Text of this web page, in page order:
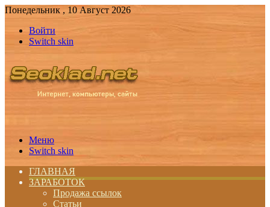
Понедельник , 10 Август 2026
Войти
Switch skin
Меню
Switch skin
ГЛАВНАЯ
ЗАРАБОТОК
Продажа ссылок
Статьи